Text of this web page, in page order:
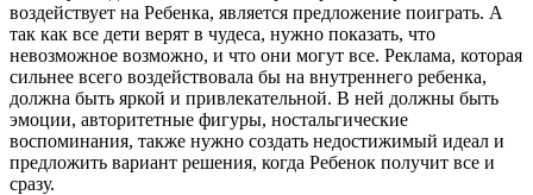
воздействует на Ребенка, является предложение поиграть. А
так как все дети верят в чудеса, нужно показать, что
невозможное возможно, и что они могут все. Реклама, которая
сильнее всего воздействовала бы на внутреннего ребенка,
должна быть яркой и привлекательной. В ней должны быть
эмоции, авторитетные фигуры, ностальгические
воспоминания, также нужно создать недостижимый идеал и
предложить вариант решения, когда Ребенок получит все и
сразу.